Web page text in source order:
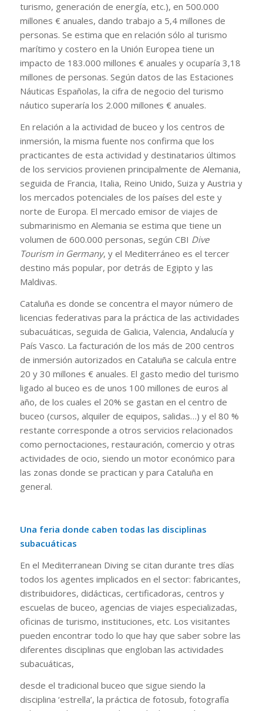
turismo, generación de energía, etc.), en 500.000
millones € anuales, dando trabajo a 5,4 millones de
personas. Se estima que en relación sólo al turismo
marítimo y costero en la Unión Europea tiene un
impacto de 183.000 millones € anuales y ocuparía 3,18
millones de personas. Según datos de las Estaciones
Náuticas Españolas, la cifra de negocio del turismo
náutico superaría los 2.000 millones € anuales.
En relación a la actividad de buceo y los centros de
inmersión, la misma fuente nos confirma que los
practicantes de esta actividad y destinatarios últimos
de los servicios provienen principalmente de Alemania,
seguida de Francia, Italia, Reino Unido, Suiza y Austria y
los mercados potenciales de los países del este y
norte de Europa. El mercado emisor de viajes de
submarinismo en Alemania se estima que tiene un
volumen de 600.000 personas, según CBI Dive
Tourism in Germany, y el Mediterráneo es el tercer
destino más popular, por detrás de Egipto y las
Maldivas.
Cataluña es donde se concentra el mayor número de
licencias federativas para la práctica de las actividades
subacuáticas, seguida de Galicia, Valencia, Andalucía y
País Vasco. La facturación de los más de 200 centros
de inmersión autorizados en Cataluña se calcula entre
20 y 30 millones € anuales. El gasto medio del turismo
ligado al buceo es de unos 100 millones de euros al
año, de los cuales el 20% se gastan en el centro de
buceo (cursos, alquiler de equipos, salidas…) y el 80 %
restante corresponde a otros servicios relacionados
como pernoctaciones, restauración, comercio y otras
actividades de ocio, siendo un motor económico para
las zonas donde se practican y para Cataluña en
general.
Una feria donde caben todas las disciplinas
subacuáticas
En el Mediterranean Diving se citan durante tres días
todos los agentes implicados en el sector: fabricantes,
distribuidores, didácticas, certificadoras, centros y
escuelas de buceo, agencias de viajes especializadas,
oficinas de turismo, instituciones, etc. Los visitantes
pueden encontrar todo lo que hay que saber sobre las
diferentes disciplinas que engloban las actividades
subacuáticas,
desde el tradicional buceo que sigue siendo la
disciplina ‘estrella’, la práctica de fotosub, fotografía